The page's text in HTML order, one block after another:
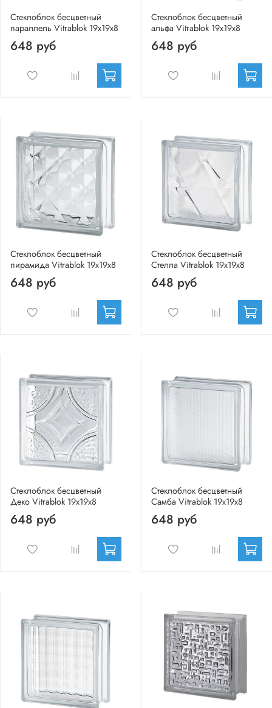
Стеклоблок бесцветный
параллель Vitrablok 19х19х8
648 руб
Стеклоблок бесцветный
альфа Vitrablok 19х19х8
648 руб
Стеклоблок бесцветный
пирамида Vitrablok 19х19х8
648 руб
Стеклоблок бесцветный
Стелла Vitrablok 19х19х8
648 руб
Стеклоблок бесцветный
Деко Vitrablok 19х19х8
648 руб
Стеклоблок бесцветный
Самба Vitrablok 19х19х8
648 руб